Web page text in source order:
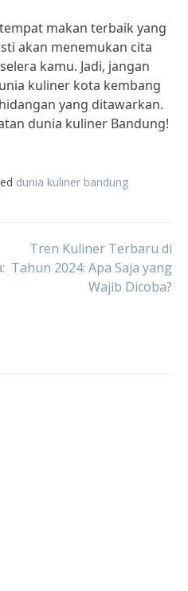
makan terbaik yang
akan menemukan cita
kamu. Jadi, jangan
kuliner kota kembang
yang ditawarkan.
dunia kuliner Bandung!
dunia kuliner bandung
Tren Kuliner Terbaru di
Tahun 2024: Apa Saja yang
Wajib Dicoba?